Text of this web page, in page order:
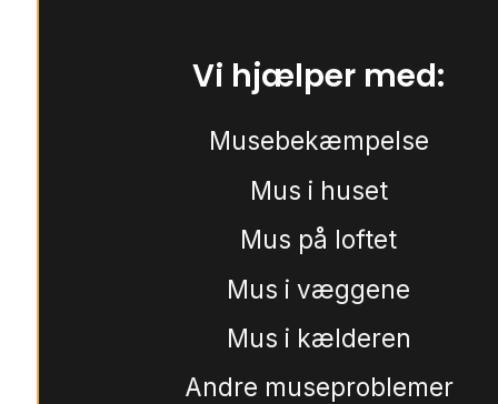
Vi hjælper med:
Musebekæmpelse
Mus i huset
Mus på loftet
Mus i væggene
Mus i kælderen
Andre museproblemer